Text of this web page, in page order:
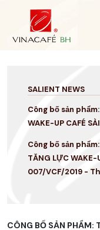
SALIENT NEWS
Công bố sản phẩm:
WAKE-UP CAFÉ
Công bố sản
TĂNG LỰC WAKE-
007/VCF/2019 -
CÔNG BỐ SẢN PHẨM: